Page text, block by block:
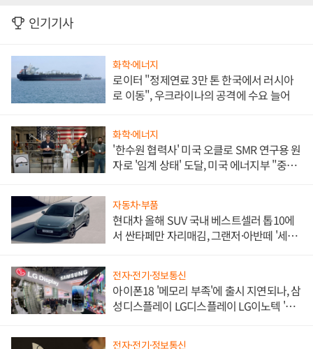
인기기사
화학·에너지
로이터 "정제연료 3만 톤 한국에서 러시아
로 이동", 우크라이나의 공격에 수요 늘어
화학·에너지
'한수원 협력사' 미국 오클로 SMR 연구용 원
자로 '임계 상태' 도달, 미국 에너지부 "중요
자동차·부품
현대차 올해 SUV 국내 베스트셀러 톱10에
서 싼타페만 자리매김, 그랜저·아반떼 '세단
전자·전기·정보통신
아이폰18 '메모리 부족'에 출시 지연되나, 삼
성디스플레이 LG디스플레이 LG이노텍 '탈
전자·전기·정보통신